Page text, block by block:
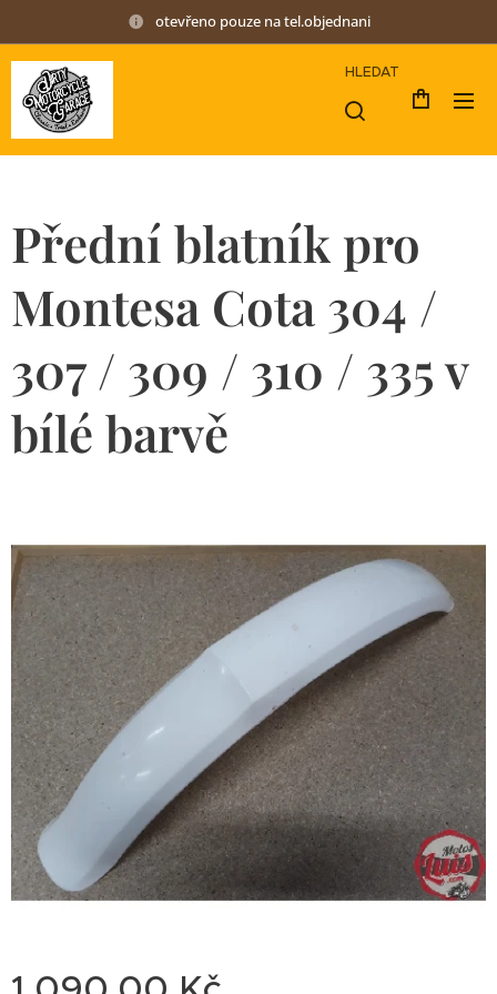
otevřeno pouze na tel.objednani
HLEDAT
Přední blatník pro
Montesa Cota 304 /
307 / 309 / 310 / 335 v
bílé barvě